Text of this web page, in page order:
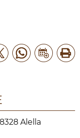
Alella